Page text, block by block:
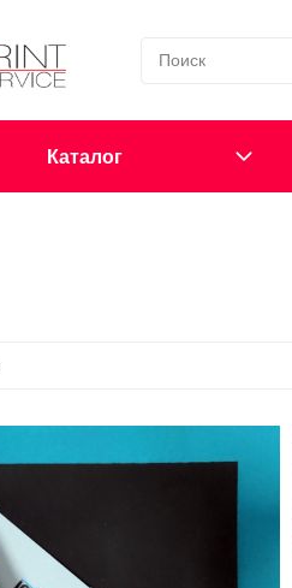
Каталог
обработку персональных данных
области обработки
нарушении